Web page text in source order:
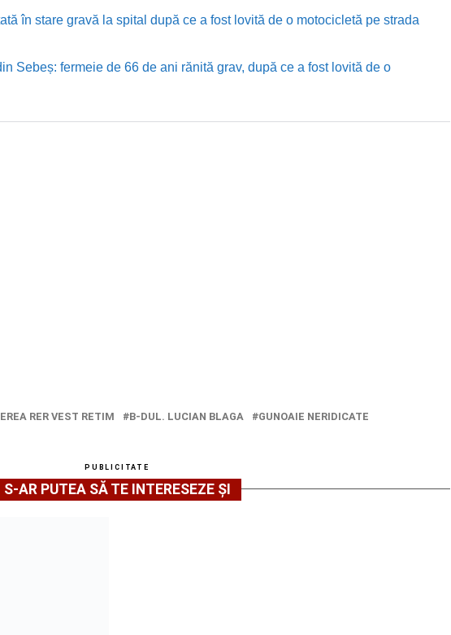
în stare gravă la spital după ce a fost lovită de o motocicletă pe strada
Sebeș: fermeie de 66 de ani rănită grav, după ce a fost lovită de o
RER VEST RETIM B-DUL. LUCIAN BLAGA
GUNOAIE NERIDICATE
PUBLICITATE
S-AR PUTEA SĂ TE INTERESEZE ȘI